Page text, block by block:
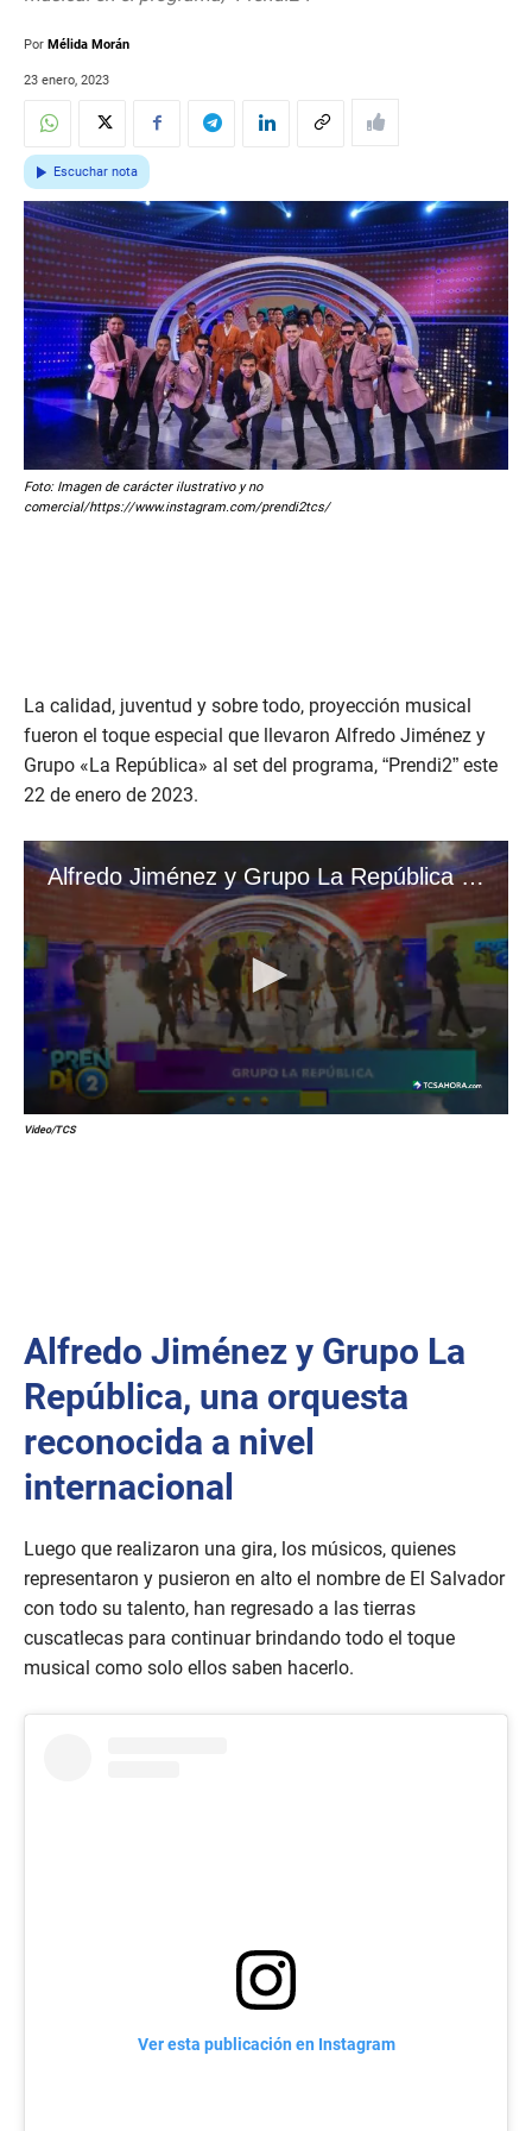
Por Mélida Morán
23 enero, 2023
Escuchar nota
Foto: Imagen de carácter ilustrativo y no
comercial/https://www.instagram.com/prendi2tcs/
La calidad, juventud y sobre todo, proyección musical
fueron el toque especial que llevaron Alfredo Jiménez y
Grupo «La República» al set del programa, “Prendi2” este
22 de enero de 2023.
Video/TCS
Alfredo Jiménez y Grupo La
República, una orquesta
reconocida a nivel
internacional
Luego que realizaron una gira, los músicos, quienes
representaron y pusieron en alto el nombre de El Salvador
con todo su talento, han regresado a las tierras
cuscatlecas para continuar brindando todo el toque
musical como solo ellos saben hacerlo.
Ver esta publicación en Instagram